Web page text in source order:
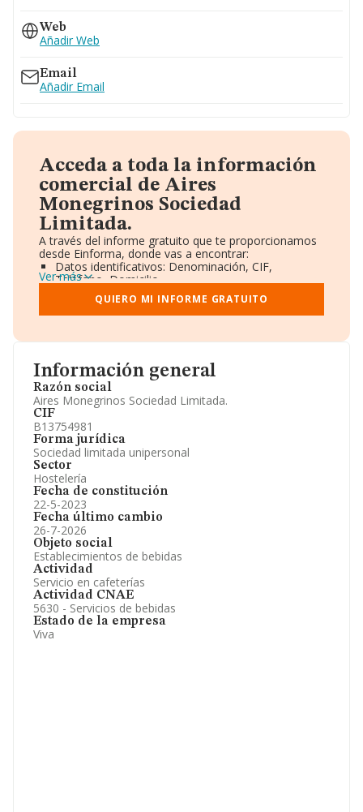
Información general
Razón social
Aires Monegrinos Sociedad Limitada.
CIF
B13754981
Forma jurídica
Sociedad limitada unipersonal
Sector
Hostelería
Fecha de constitución
22-5-2023
Fecha último cambio
26-7-2026
Objeto social
Establecimientos de bebidas
Actividad
Servicio en cafeterías
Actividad CNAE
5630 - Servicios de bebidas
Estado de la empresa
Viva
Web
Añadir Web
Email
Añadir Email
Acceda a toda la información
comercial de Aires
Monegrinos Sociedad
Limitada.
A través del informe gratuito que te proporcionamos
desde Einforma, donde vas a encontrar:
Datos identificativos: Denominación, CIF,
Teléfono, Domicilio.
Informe Mercantil Completo (BORME).
Gráficos de Evolución Ventas y Empleados.
Consejo de Administración y Administradores.
Accionistas.
Artículos de prensa publicados sobre la empresa.
Información oficial y registral complementaria.
Ver más
QUIERO MI INFORME GRATUITO